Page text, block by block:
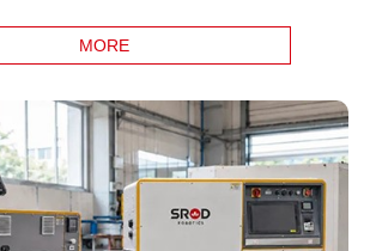
MORE